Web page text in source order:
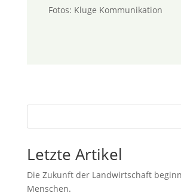
Fotos: Kluge Kommunikation
Letzte Artikel
Die Zukunft der Landwirtschaft
Menschen.